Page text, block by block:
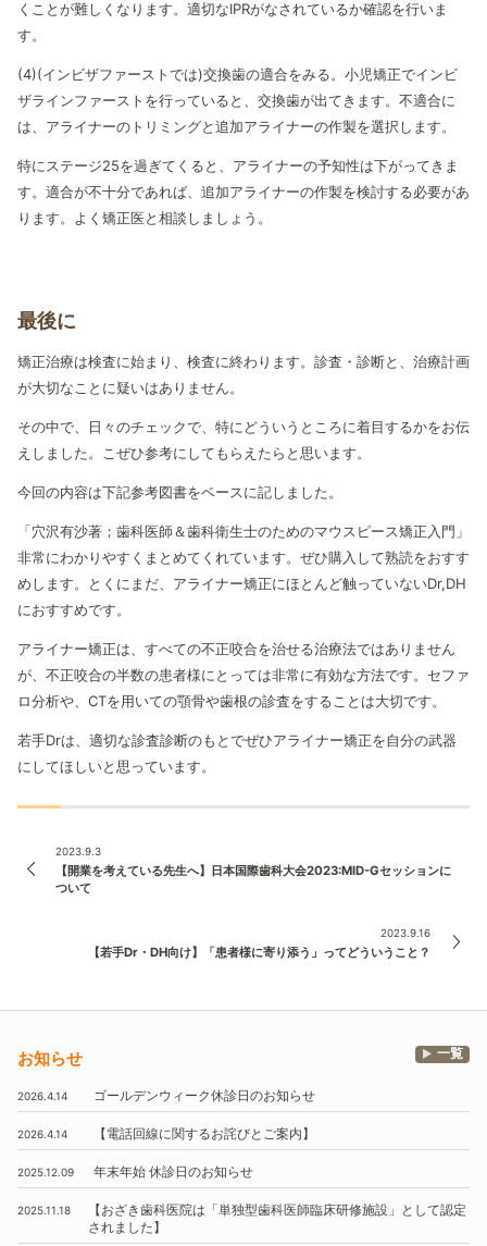
くことが難しくなります。適切なIPRがなされているか確認を行いま
す。
(4)(インビザファーストでは)交換歯の適合をみる。小児矯正でインビ
ザラインファーストを行っていると、交換歯が出てきます。不適合に
は、アライナーのトリミングと追加アライナーの作製を選択します。
特にステージ25を過ぎてくると、アライナーの予知性は下がってきま
す。適合が不十分であれば、追加アライナーの作製を検討する必要があ
ります。よく矯正医と相談しましょう。
最後に
矯正治療は検査に始まり、検査に終わります。診査・診断と、治療計画
が大切なことに疑いはありません。
その中で、日々のチェックで、特にどういうところに着目するかをお伝
えしました。こぜひ参考にしてもらえたらと思います。
今回の内容は下記参考図書をベースに記しました。
「穴沢有沙著；歯科医師＆歯科衛生士のためのマウスピース矯正入門」
非常にわかりやすくまとめてくれています。ぜひ購入して熟読をおすす
めします。とくにまだ、アライナー矯正にほとんど触っていないDr,DH
におすすめです。
アライナー矯正は、すべての不正咬合を治せる治療法ではありません
が、不正咬合の半数の患者様にとっては非常に有効な方法です。セファ
ロ分析や、CTを用いての顎骨や歯根の診査をすることは大切です。
若手Drは、適切な診査診断のもとでぜひアライナー矯正を自分の武器
にしてほしいと思っています。
2023.9.3
【開業を考えている先生へ】日本国際歯科大会2023:MID-Gセッションに
ついて
2023.9.16
【若手Dr・DH向け】「患者様に寄り添う」ってどういうこと？
お知らせ 一覧
2026.4.14 ゴールデンウィーク休診日のお知らせ
2026.4.14 【電話回線に関するお詫びとご案内】
2025.12.09 年末年始 休診日のお知らせ
2025.11.18 【おざき歯科医院は 「単独型歯科医師臨床研修施設」
として認定
されました】